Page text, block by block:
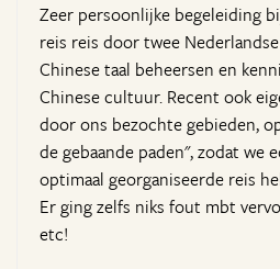
Zeer persoonlijke begeleiding
reis reis door twee
Chinese taal beheersen en
Chinese cultuur. Recent ook
door ons bezochte gebieden,
de gebaande paden", zodat we
optimaal georganiseerde reis
Er ging zelfs niks fout mbt
etc!